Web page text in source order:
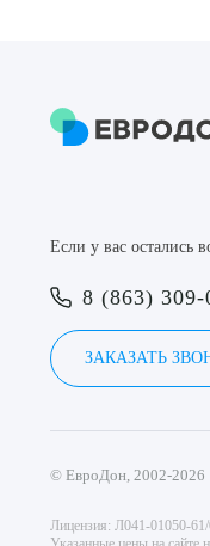
Если у вас остались
8 (863) 309-
ЗАКАЗАТЬ
© ЕвроДон, 2002-2026
Лицензия: Л041-01050-